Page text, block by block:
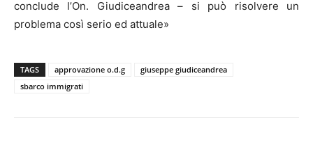
conclude l’On. Giudiceandrea – si può risolvere un
problema così serio ed attuale»
TAGS approvazione o.d.g
giuseppe giudiceandrea
sbarco immigrati